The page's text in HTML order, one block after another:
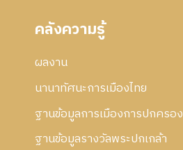
คลังความรู้
ผลงาน
นานาทัศนะการเมืองไทย
ฐานข้อมูลการเมืองการปกครอง
ฐานข้อมูลรางวัลพระปกเกล้า